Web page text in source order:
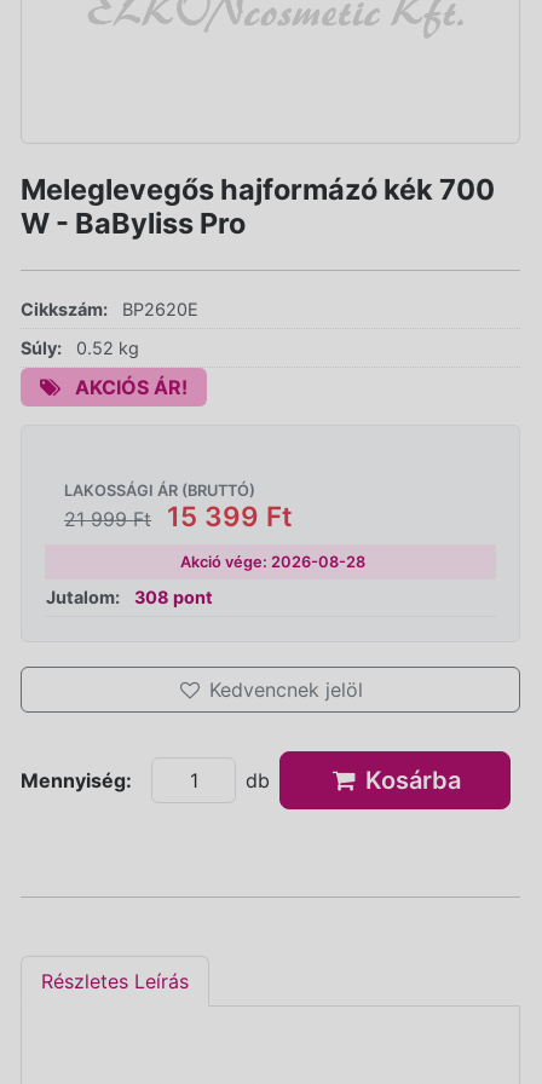
Meleglevegős hajformázó kék 700
W - BaByliss Pro
Cikkszám:
BP2620E
Súly:
0.52 kg
AKCIÓS ÁR!
LAKOSSÁGI ÁR (BRUTTÓ)
21 999 Ft 15 399 Ft
Akció vége: 2026-08-28
Jutalom: 308 pont
Kedvencnek jelöl
Mennyiség: db Kosárba
Részletes Leírás